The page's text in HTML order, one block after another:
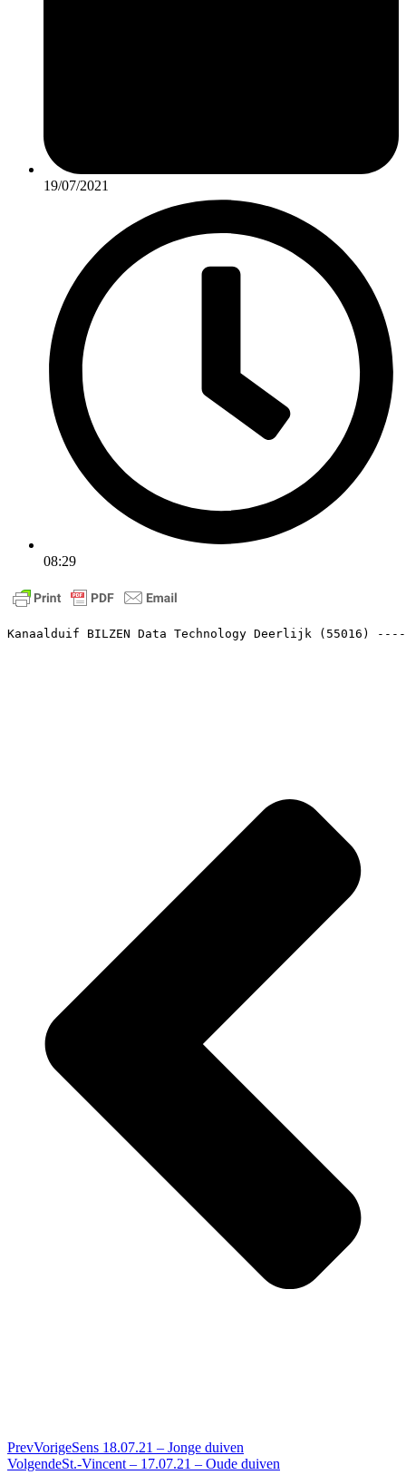
19/07/2021
08:29
Kanaalduif BILZEN Data Technology Deerlijk (55016)
PrevVorigeSens 18.07.21 – Jonge duiven
VolgendeSt.-Vincent – 17.07.21 – Oude duiven